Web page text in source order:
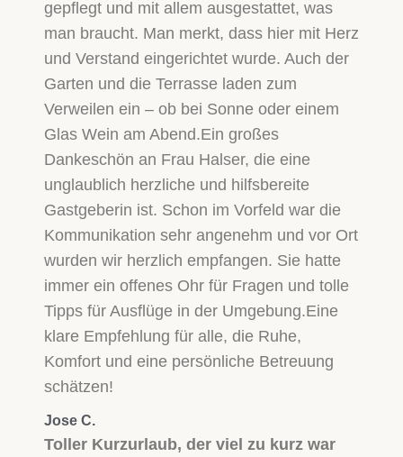
gepflegt und mit allem ausgestattet, was
man braucht. Man merkt, dass hier mit Herz
und Verstand eingerichtet wurde. Auch der
Garten und die Terrasse laden zum
Verweilen ein – ob bei Sonne oder einem
Glas Wein am Abend.Ein großes
Dankeschön an Frau Halser, die eine
unglaublich herzliche und hilfsbereite
Gastgeberin ist. Schon im Vorfeld war die
Kommunikation sehr angenehm und vor Ort
wurden wir herzlich empfangen. Sie hatte
immer ein offenes Ohr für Fragen und tolle
Tipps für Ausflüge in der Umgebung.Eine
klare Empfehlung für alle, die Ruhe,
Komfort und eine persönliche Betreuung
schätzen!
Jose C.
Toller Kurzurlaub, der viel zu kurz war